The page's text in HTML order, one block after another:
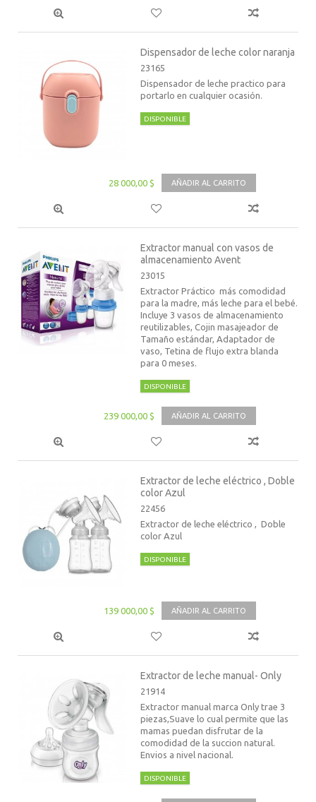
Dispensador de leche color naranja
23165
Dispensador de leche practico para
portarlo en cualquier ocasión.
DISPONIBLE
28 000,00 $ AÑADIR AL CARRITO
Extractor manual con vasos de
almacenamiento Avent
23015
Extractor Práctico más comodidad
para la madre, más leche para el bebé.
Incluye 3 vasos de almacenamiento
reutilizables, Cojin masajeador de
Tamaño estándar, Adaptador de
vaso, Tetina de flujo extra blanda
para 0 meses.
DISPONIBLE
239 000,00 $ AÑADIR AL CARRITO
Extractor de leche eléctrico , Doble
color Azul
22456
Extractor de leche eléctrico , Doble
color Azul
DISPONIBLE
139 000,00 $ AÑADIR AL CARRITO
Extractor de leche manual- Only
21914
Extractor manual marca Only trae 3
piezas,Suave lo cual permite que las
mamas puedan disfrutar de la
comodidad de la succion natural.
Envios a nivel nacional.
DISPONIBLE